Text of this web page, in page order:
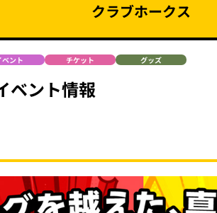
クラブホークス
ベント チケット グッズ
ベント情報